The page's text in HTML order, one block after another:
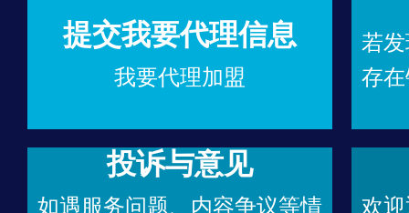
提交我要代理信息
我要代理加盟
若
存
投诉与意见
如遇服务问题、内容争议等情
欢